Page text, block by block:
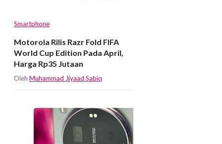
Smartphone
Motorola Rilis Razr Fold FIFA
World Cup Edition Pada April,
Harga Rp35 Jutaan
Oleh Muhammad Jiyaad Sabiq